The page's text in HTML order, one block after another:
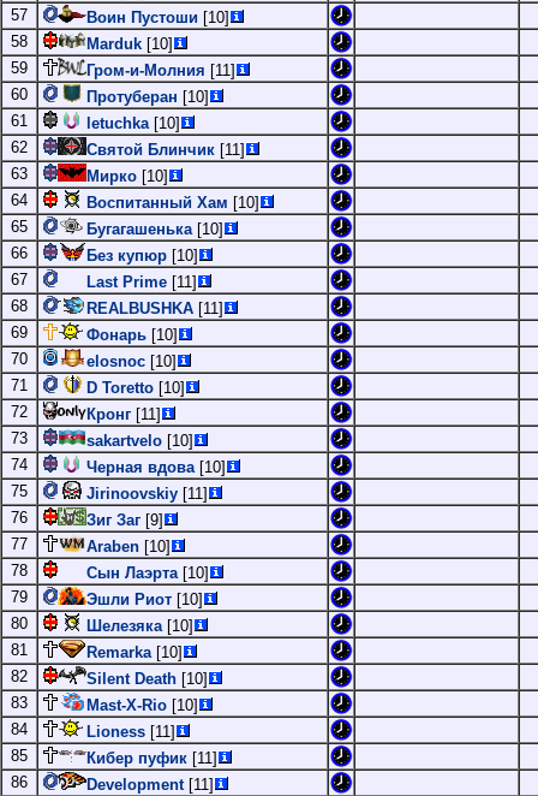
57
Воин Пустоши [10]
58
Marduk [10]
59
Гром-и-Молния [11]
60
Протуберан [10]
61
letuchka[10]
62
Святой Блинчик [11]
63
Мирко [10]
64
Воспитанный Хам [10]
65
Бугагашенька[10]
66
Без купюр [10]
67
Last Prime [11]
68
REALBUSHKA [11]
69
Фонарь [10]
70
elosnoc [10]
71
D Toretto [10]
72
Кронг [11]
73
sakartvelo [10]
74
Черная вдова[10]
75
Jirinoovskiy [11]
76
Зиг Заг [9]
77
Araben [10]
78
Сын Лаэрта[10]
79
Эшли Риот [10]
80
Шелезяка[10]
81
Remarka[10]
82
Silent Death [10]
83
Mast-X-Rio [10]
84
Lioness [11]
85
Кибер пуфик [11]
86
Development[11]